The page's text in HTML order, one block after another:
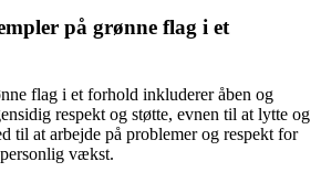
på grønne flag i et
flag i et forhold inkluderer åben og
respekt og støtte, evnen til at lytte og
til at arbejde på problemer og respekt for
vækst.